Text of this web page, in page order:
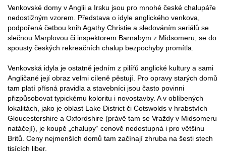
Venkovské domy v Anglii a Irsku jsou pro mnohé české chalupáře
nedostižným vzorem. Představa o idyle anglického venkova,
podpořená četbou knih Agathy Christie a sledováním seriálů se
slečnou Marplovou či inspektorem Barnabym z Midsomeru, se do
spousty českých rekreačních chalup bezpochyby promítla.
Venkovská idyla je ostatně jedním z pilířů anglické kultury a sami
Angličané její obraz velmi cíleně pěstují. Pro opravy starých domů
tam platí přísná pravidla a stavebníci jsou často povinni
přizpůsobovat typickému koloritu i novostavby. A v oblíbených
lokalitách, jako je oblast Lake District či Cotswolds v hrabstvích
Gloucestershire a Oxfordshire (právě tam se Vraždy v Midsomeru
natáčejí), je koupě „chalupy“ cenově nedostupná i pro většinu
Britů. Ceny nejmenších domů tam začínají zhruba na šesti stech
tisících liber.